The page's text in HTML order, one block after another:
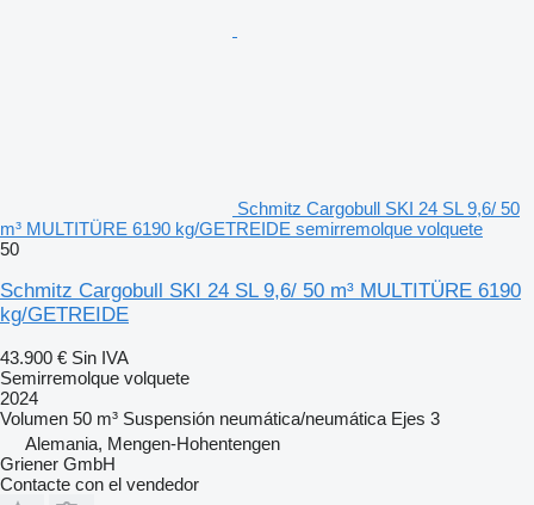
Schmitz Cargobull SKI 24 SL 9,6/ 50
m³ MULTITÜRE 6190 kg/GETREIDE semirremolque volquete
50
Schmitz Cargobull SKI 24 SL 9,6/ 50 m³ MULTITÜRE 6190
kg/GETREIDE
43.900 € Sin IVA
Semirremolque volquete
2024
Volumen 50 m³ Suspensión neumática/neumática Ejes 3
Alemania, Mengen-Hohentengen
Griener GmbH
Contacte con el vendedor